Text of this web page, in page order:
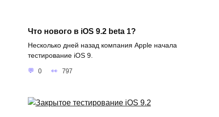
Что нового в iOS 9.2 beta 1?
Несколько дней назад компания Apple начала
тестирование iOS 9.
0 797